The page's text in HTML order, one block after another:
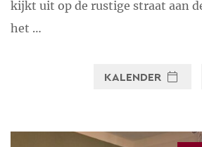
kijkt uit op de rustige straat aan
het …
KALENDER